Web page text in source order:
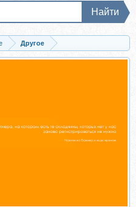
Найти
Другое
(Денис Бурхаев)